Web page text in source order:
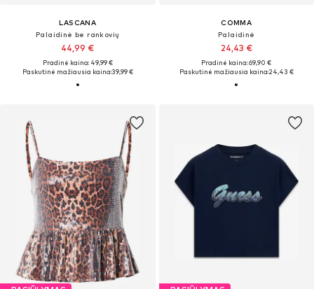
LASCANA
Palaidinė be rankovių
44,99 €
Pradinė kaina: 49,99 €
Paskutinė mažiausia kaina:39,99 €
COMMA
Palaidinė
24,43 €
Pradinė kaina: 69,90 €
Paskutinė mažiausia kaina:24,43 €